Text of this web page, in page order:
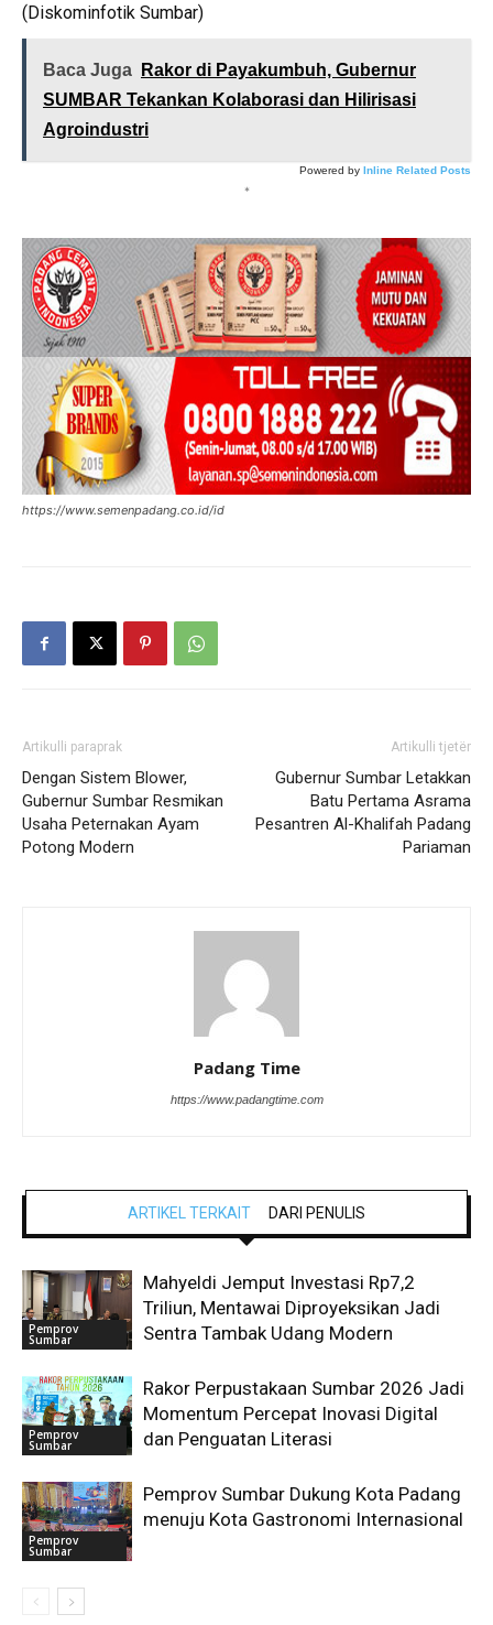
(Diskominfotik Sumbar)
Baca Juga
Rakor di Payakumbuh, Gubernur
SUMBAR Tekankan Kolaborasi dan Hilirisasi
Agroindustri
Powered by Inline Related Posts
*
https://www.semenpadang.co.id/id
Artikulli paraprak
Dengan Sistem Blower,
Gubernur Sumbar Resmikan
Usaha Peternakan Ayam
Potong Modern
Artikulli tjetër
Gubernur Sumbar Letakkan
Batu Pertama Asrama
Pesantren Al-Khalifah Padang
Pariaman
Padang Time
https://www.padangtime.com
ARTIKEL TERKAIT DARI PENULIS
Pemprov
Sumbar
Mahyeldi Jemput Investasi Rp7,2
Triliun, Mentawai Diproyeksikan Jadi
Sentra Tambak Udang Modern
Pemprov
Sumbar
Rakor Perpustakaan Sumbar 2026 Jadi
Momentum Percepat Inovasi Digital
dan Penguatan Literasi
Pemprov
Sumbar
Pemprov Sumbar Dukung Kota Padang
menuju Kota Gastronomi Internasional